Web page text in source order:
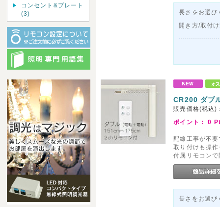
コンセント&プレート
(3)
長さをお選
開き方/取付
CR200 ダブ
販売価格(税込)
ポイント：0
配線工事が不
取り付けも操
付属リモコン
長さをお選